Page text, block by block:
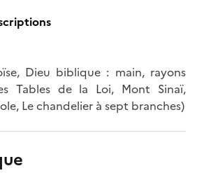
Dieu biblique : main, rayons
Tables de la Loi, Mont Sinaï,
Le chandelier à sept branches)